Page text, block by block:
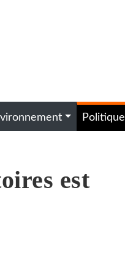
Politique
est